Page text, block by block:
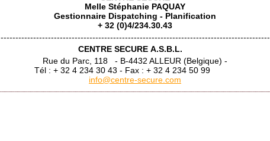
Melle Stéphanie PAQUAY
Gestionnaire Dispatching - Planification
+ 32 (0)4/234.30.43
-------------------------------------------------------------------------------------------
CENTRE SECURE A.S.B.L.
Rue du Parc, 118 - B-4432 ALLEUR (Belgique) -
Tél : + 32 4 234 30 43 - Fax : + 32 4 234 50 99
info@centre-secure.com